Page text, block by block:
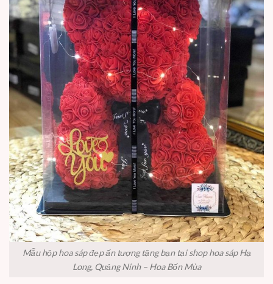
Mẫu hộp hoa sáp đẹp ấn tượng tặng bạn tại shop hoa sáp Hạ
Long, Quảng Ninh – Hoa Bốn Mùa